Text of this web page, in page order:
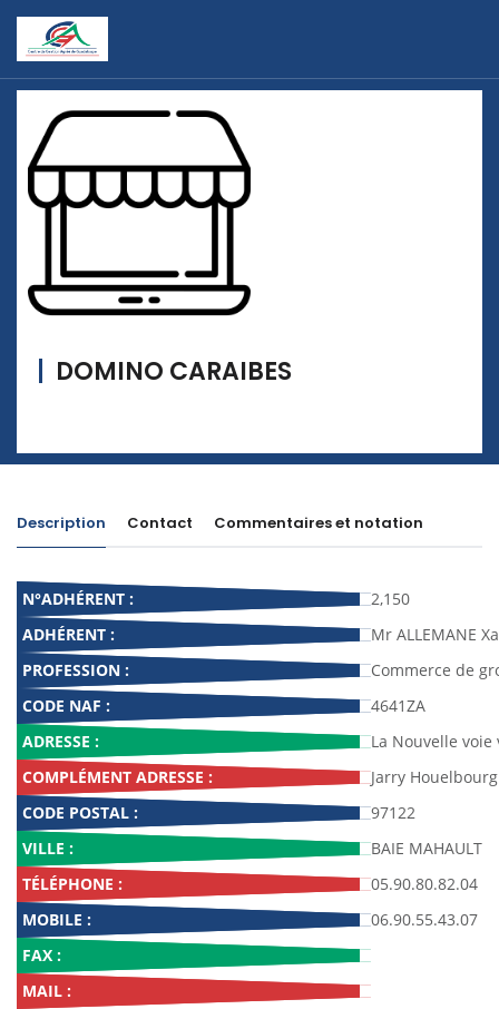
DOMINO CARAIBES
Description Contact Commentaires et notation
N°ADHÉRENT :
2,150
ADHÉRENT :
Mr ALLEMANE
PROFESSION :
Commerce de
CODE NAF :
4641ZA
ADRESSE :
La Nouvelle voie
COMPLÉMENT ADRESSE :
Jarry Houelbourg
CODE POSTAL :
97122
VILLE :
BAIE MAHAULT
TÉLÉPHONE :
05.90.80.82.04
MOBILE :
06.90.55.43.07
FAX :
MAIL :